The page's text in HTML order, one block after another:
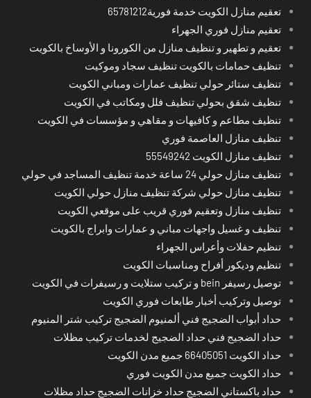
تعقيم منازل الكويت خدمة فورية65781212
تعقيم منازل فوري الجهراء
تعقيم و تطهير و تنظيف منازل من الكورونا و الأوساخ بالكويت
تنظيف حمامات بالكويت تنظيف سجاد وموكيت
تنظيف ستائر حولي تنظيف عمارات ومباني الكويت
تنظيف شقق بحولي تنظيف فلل ومكاتب في الكويت
تنظيف مطاعم و كافيهات و مقاهي و مؤسسات في الكويت
تنظيف منازل العاصمة فوري
تنظيف منازل الكويت 55549242
تنظيف منازل حولي 24 ساعة خدمة تنظيف المساجد في حولي
تنظيف منازل حولي شركة تنظيف منازل حولي الكويت
تنظيف منازل وتعقيم فوري قريب على موقعي الكويت
تنظيف و غسيل واجهات مباني و عمارات وابراج بالكويت
تنظيم حفلات وأعراس الجهراء
تنظيم وديكور أفراح ومناسبات الكويت
توصيل رسيفر bein و تركيب ستلايت و رسيفرات في الكويت
توصيل وتركيب أخبار طابعات فوري الكويت
حداد أبواب الضجيج فني ألمنيوم الضجيج تركيب شتر المنيوم
حداد الضجيج فني حداد الضجيج لخدمات تركيب مظلات
حداد الكويت 66405051 جميع مدن الكويت
حداد الكويت جميع مدن الكويت فوري
حداد باكستاني الضجيج حداد خزانات الضجيج حداد مظلات